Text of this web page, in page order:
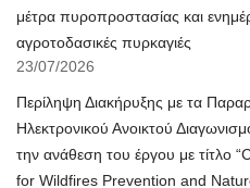
μέτρα πυροπροστασίας και
αγροτοδασικές πυρκαγιές
23/07/2026
Περίληψη Διακήρυξης με τα
Ηλεκτρονικού Ανοικτού
την ανάθεση του έργου με τίτλο
for Wildfires Prevention and